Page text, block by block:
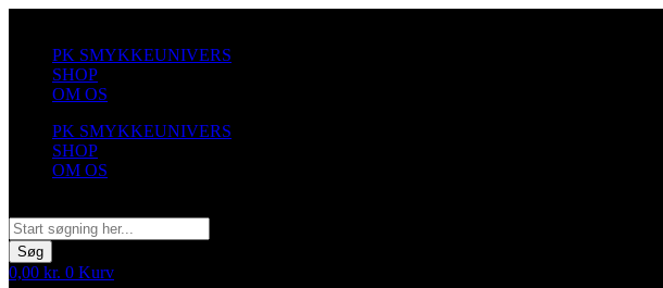
indholdPK SMYKKEUNIVERS
SHOP
OM OS
PK SMYKKEUNIVERS
SHOP
OM OS
Søg
0,00 kr. 0 Kurv